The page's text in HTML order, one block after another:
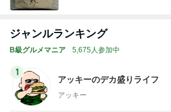
ジャンルランキング
B級グルメマニア 5,675人参加中
1
アッキーのデカ盛りライフ
アッキー